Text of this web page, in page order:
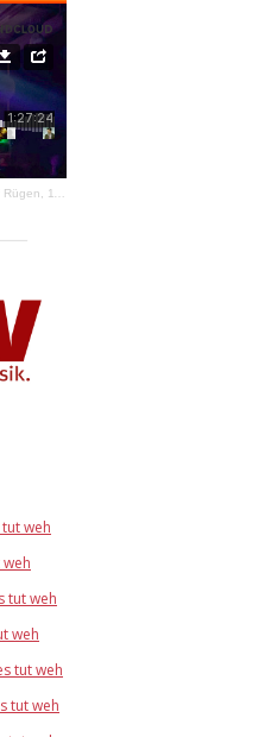
11.04.2026
weh
tut weh
weh
tut weh
tut weh